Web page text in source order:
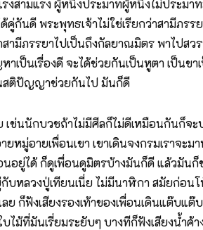
งสามแรง ผู้หนึ่งประมาทผู้หนึ่งไม่ประมา
คู่กันดี พระพุทธเจ้าไม่ใช่เรียกว่าสามีภรรย
ามีภรรยาไปเป็นถึงกัลยาณมิตร พาไปสว
าเป็นเรื่องดี จะได้ช่วยกันเป็นหูตา เป็นข
สติปัญญาช่วยกันไป มันก็ดี
เช่นนักบวชถ้าไม่มีศีลก็ไม่ดีเหมือนกันก็จ
หมู่อายเพื่อนเขา เขาเดินจงกรมเราจะม
นอยู่ได้ ก็ดูเพื่อนดูมิตรบ้างมันก็ดี แล้วมัน
บหลวงปู่เทียนเนี่ย ไม่มีนาฬิกา สมัยก่อน
ย ก็ฟังเสียงรองเท้าของเพื่อนเดินแต๊บแต๊
ไม้ที่มันเรี่ยมระยับๆ บางทีก็ฟังเสียงน้ำค้